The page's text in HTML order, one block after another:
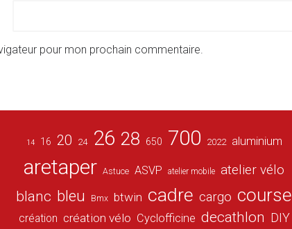
pour mon prochain commentaire.
14 16 20 24 26 28 650 700 2022 aluminium
aretaper Astuce ASVP atelier mobile atelier vélo
blanc bleu Bmx btwin cadre cargo course
création création vélo Cyclofficine decathlon DIY